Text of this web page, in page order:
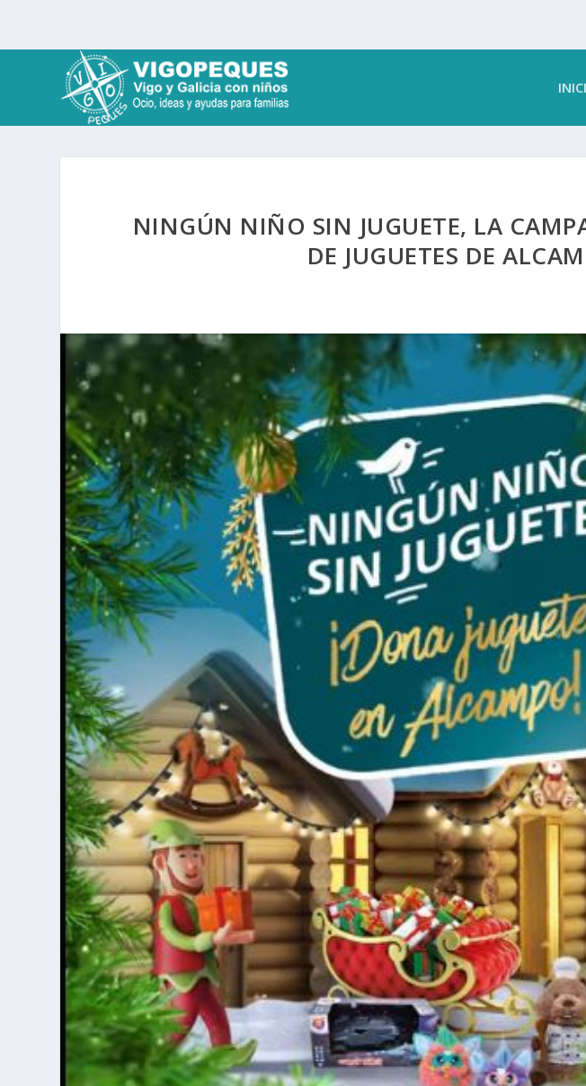
NINGÚN NIÑO SIN JUGUETE, LA
DE JUGUETES DE